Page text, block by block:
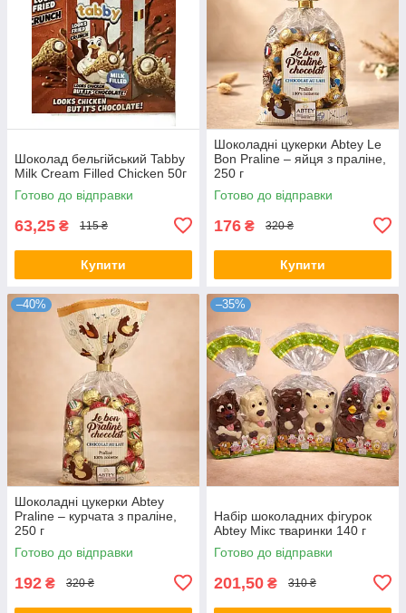
Шоколад бельгійський Tabby
Milk Cream Filled Chicken 50г
Готово до відправки
63,25 ₴ 115 ₴
Купити
Шоколадні цукерки Abtey Le
Bon Praline – яйця з праліне,
250 г
Готово до відправки
176 ₴ 320 ₴
Купити
–40%
Шоколадні цукерки Abtey
Praline – курчата з праліне,
250 г
Готово до відправки
192 ₴ 320 ₴
–35%
Набір шоколадних фігурок
Abtey Мікс тваринки 140 г
Готово до відправки
201,50 ₴ 310 ₴